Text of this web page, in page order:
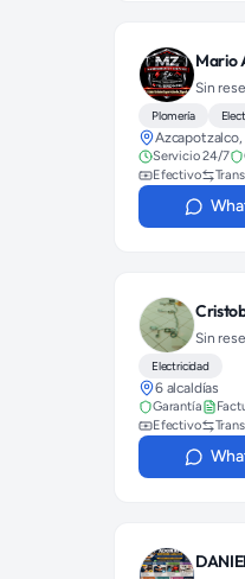
Mario
Sin
Plomería
Servicio 24/7
Efectivo
Sin
Electricidad
6 alcaldías
Garantía
Efectivo